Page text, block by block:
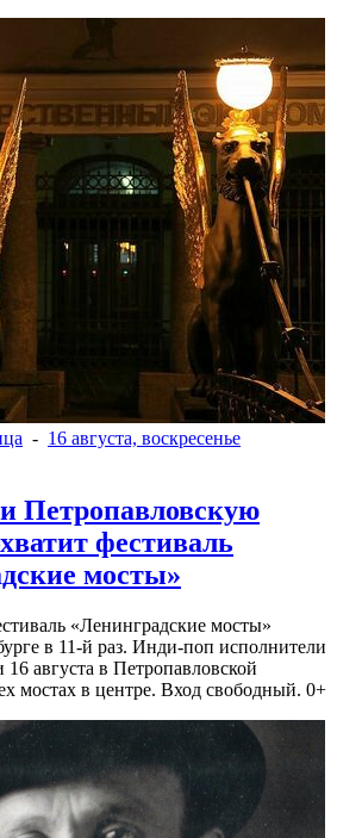
- 16 августа, воскресенье
Петропавловскую
фестиваль
мосты»
«Ленинградские мосты»
в 11-й раз. Инди-поп исполнители
16 августа в Петропавловской
мостах в центре. Вход свободный. 0+